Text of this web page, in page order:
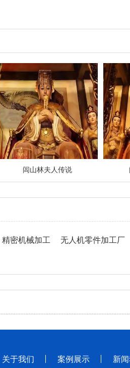
闾山林夫人传说
精密机械加工 无人机零件加工厂
关于我们 案例展示 新